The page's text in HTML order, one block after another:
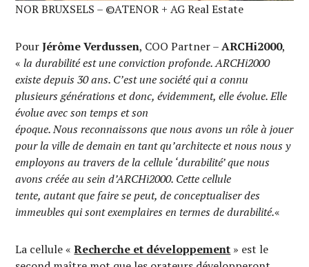
NOR BRUXSELS – ©ATENOR + AG Real Estate
PourJérôme Verdussen, COO Partner –ARCHi2000,
«la durabilité est une conviction profonde. ARCHi2000
existe depuis 30 ans. C’est une société qui a connu
plusieurs générations et donc, évidemment, elle évolue. Elle
évolue avec son temps et son
époque.Nous reconnaissons que nous avons un rôle à jouer
pour la ville de demain en tant qu’architecte etnous nous y
employonsau travers delacellule ‘durabilité’ que nous
avons créée au sein d’ARCHi2000. Cette cellule
tente, autant que faire se peut, de conceptualiser des
immeubles qui sont exemplaires en termes de durabilité.«
La cellule «Recherche et développement » est le